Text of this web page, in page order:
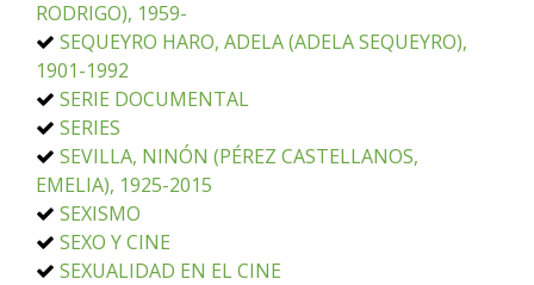
RODRIGO), 1959-
SEQUEYRO HARO, ADELA (ADELA SEQUEYRO),
1901-1992
SERIE DOCUMENTAL
SERIES
SEVILLA, NINÓN (PÉREZ CASTELLANOS,
EMELIA), 1925-2015
SEXISMO
SEXO Y CINE
SEXUALIDAD EN EL CINE